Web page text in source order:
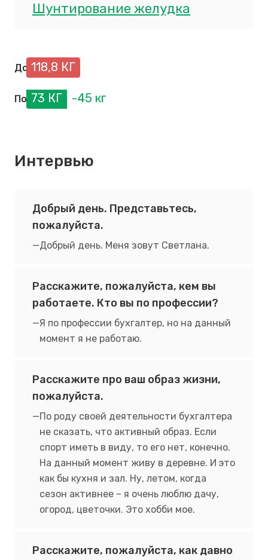
Шунтирование желудка
До операции
118,8 КГ
После операции
73 КГ -45 кг
Интервью
Добрый день. Представьтесь,
пожалуйста.
Добрый день. Меня зовут Светлана.
Расскажите, пожалуйста, кем вы
работаете. Кто вы по профессии?
Я по профессии бухгалтер, но на данный
момент я не работаю.
Расскажите про ваш образ жизни,
пожалуйста.
По роду своей деятельности бухгалтера
не сказать, что активный образ. Если
спорт иметь в виду, то его нет, конечно.
На данный момент живу в деревне. И это
как бы кухня и зал. Ну, летом, когда
сезон активнее – я очень люблю дачу,
огород, цветочки. Это хобби мое.
Расскажите, пожалуйста, как давно